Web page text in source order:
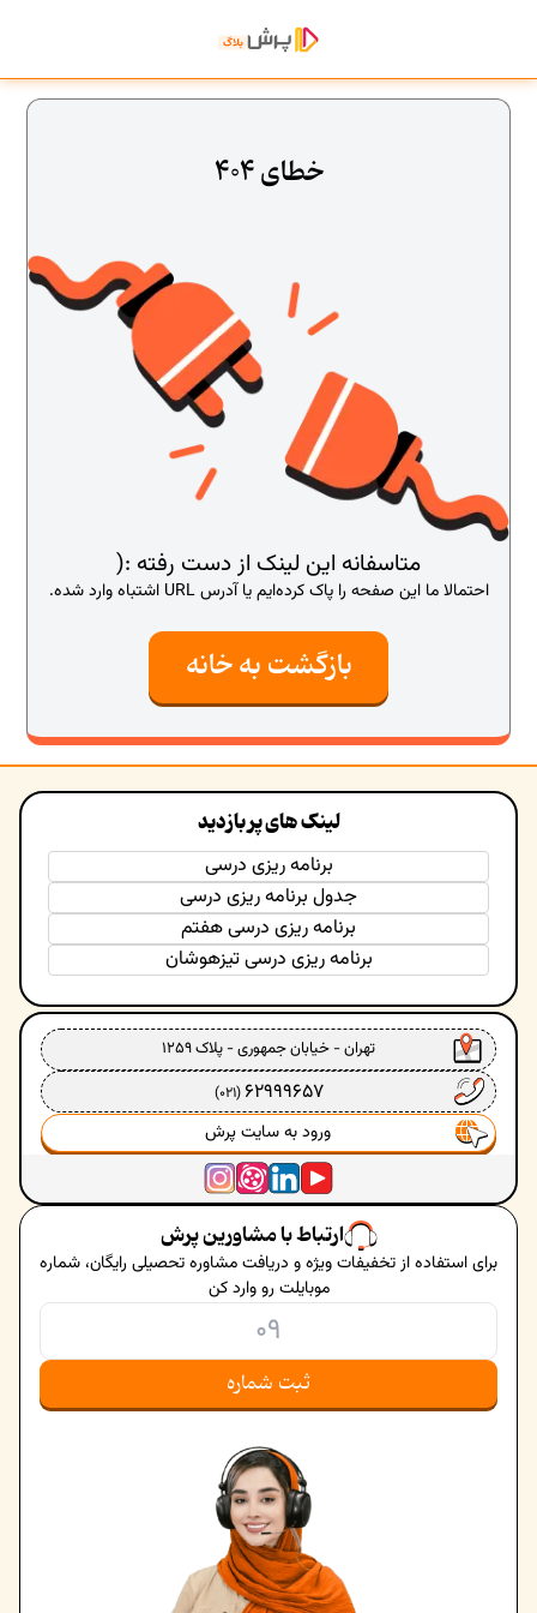
خطای 404
متاسفانه این لینک از دست رفته :(
احتمالا ما این صفحه را پاک کرده‌ایم یا آدرس URL اشتباه وارد شده.
بازگشت به خانه
لینک های پر بازدید
برنامه ریزی درسی
جدول برنامه ریزی درسی
برنامه ریزی درسی هفتم
برنامه ریزی درسی تیزهوشان
تهران - خیابان جمهوری - پلاک ۱۲۵۹
62999657
(021)
ورود به سایت پرش
ارتباط با مشاورین پرش
برای استفاده از تخفیفات ویژه و دریافت مشاوره تحصیلی رایگان، شماره
موبایلت رو وارد کن
ثبت شماره